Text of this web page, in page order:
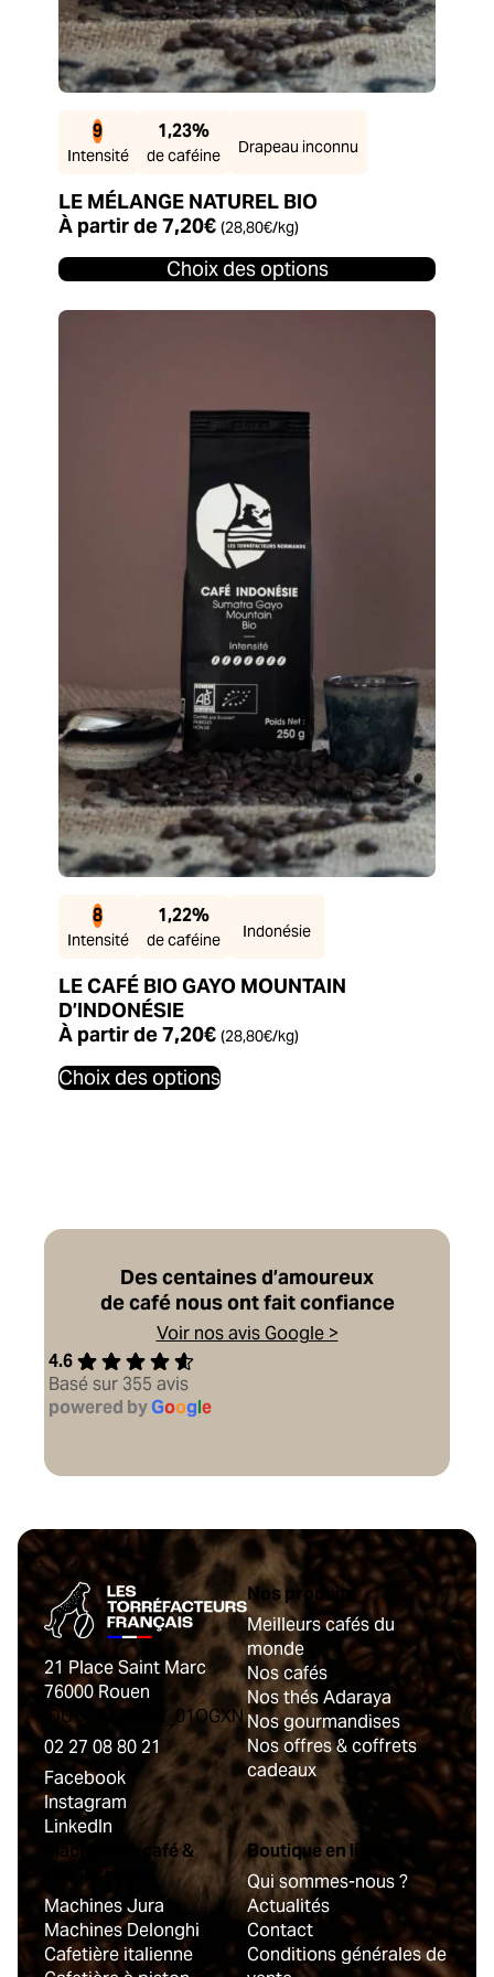
9
Intensité
1,23%
de caféine Drapeau inconnu
LE MÉLANGE NATUREL BIO
À partir de7,20€ (28,80€/kg)
Choix des options
8
Intensité
1,22%
de caféine Indonésie
LE CAFÉ BIO GAYO MOUNTAIN
D’INDONÉSIE
À partir de7,20€ (28,80€/kg)
Choix des optionsproduit
peuvent
choisies
sur
la
page
Des centaines d’amoureux
de café nous ont fait confiance
Voir nos avis Google >
4.6
Basé sur 355 avis
powered byGoogle
21 Place Saint Marc
76000 Rouen
IDU : FR475642_01OGXN
02 27 08 80 21
Facebook
Instagram
LinkedIn
Nos produits
Meilleurs cafés du
monde
Nos cafés
Nos thés Adaraya
Nos gourmandises
Nos offres & coffrets
cadeaux
Machines à café &
accessoires
Machines Jura
Machines Delonghi
Cafetière italienne
Boutique en ligne
Qui sommes-nous ?
Actualités
Contact
Conditions générales de